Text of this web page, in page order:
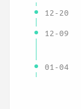
12-20
12-09
01-04